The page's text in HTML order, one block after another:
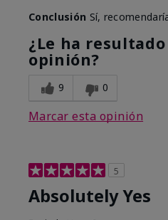
Conclusión Sí,
¿Le ha
opinión?
9 0
Marcar esta opinión
5
Absolutely Yes